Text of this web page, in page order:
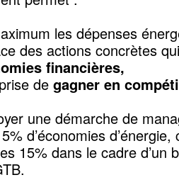
les dépenses
des actions concrètes
financières,
de gagner en
une démarche de
d’économies
15% dans le cadre d’un